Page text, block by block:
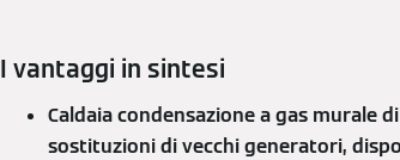
I vantaggi in sintesi
Caldaia condensazione a gas murale
sostituzioni di vecchi generatori,